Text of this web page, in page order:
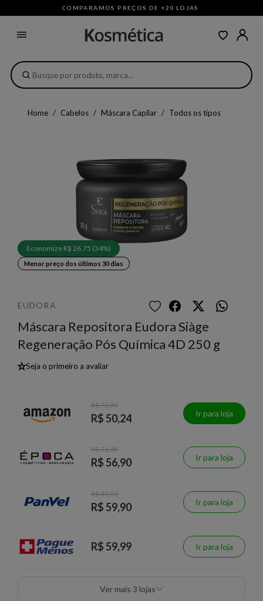
COMPARAMOS PREÇOS DE +20 LOJAS ·
Home Cabelos Máscara Capilar Todos os tipos
Economize R$ 26,75 (34%)
Menor preço dos últimos 30 dias
EUDORA
Máscara Repositora Eudora Siàge
Regeneração Pós Química 4D 250 g
★Seja o primeiro a avaliar
R$ 75,99
R$ 50,24 Ir para loja
R$ 76,90
R$ 56,90 Ir para loja
R$ 81,99
R$ 59,90 Ir para loja
R$ 59,99 Ir para loja
Ver mais 3 lojas